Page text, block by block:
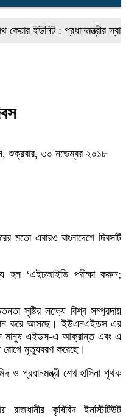
: প্রধানমন্ত্রীর স্বাস্থ্য
৩০ নভেম্বর ২০১৮
মতো এবারও বাংলাদেশে দিবসটি
হল ‘এইচআইভি পরীক্ষা করুন;
সৃষ্টির লক্ষ্যে বিশ্ব সম্প্রদায়
করে আসছে। ইউএনএইডস এর
মানুষ এইডস-এ আক্রান্ত এবং এ
রোগে মৃত্যুবরণ করেছে।
ও প্রধানমন্ত্রী শেখ হাসিনা পৃথক
কৃষিবিদ ইনস্টিটিউট